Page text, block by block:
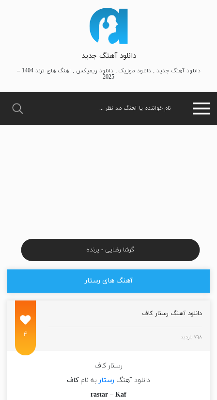
دانلود آهنگ جدید
دانلود آهنگ جدید , دانلود موزیک , دانلود ریمیکس , اهنگ های ترند 1404 –
2025
گرشا رضایی - پرنده
آهنگ های رستار
دانلود آهنگ رستار کاف
۷۹۸ بازدید ۴
رستار کاف
دانلود آهنگ رستار به نامکاف
rastar – Kaf